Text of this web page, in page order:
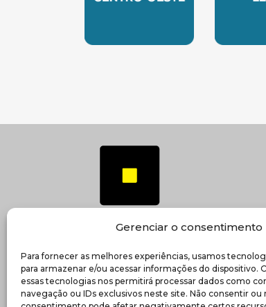
Gerenciar o consentimento
Para fornecer as melhores experiências, usamos
para armazenar e/ou acessar informações do dispositivo.
essas tecnologias nos permitirá processar dados como
navegação ou IDs exclusivos neste site. Não consentir ou
Transparência e prestação de